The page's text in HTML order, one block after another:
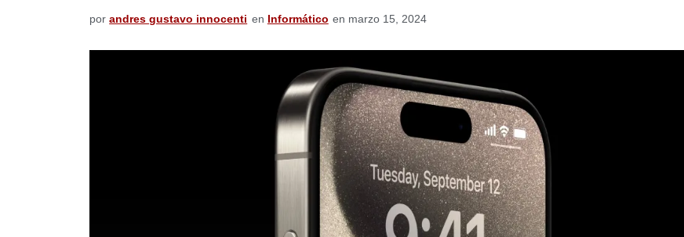
porandres gustavo innocenti en Informático en marzo 15, 2024